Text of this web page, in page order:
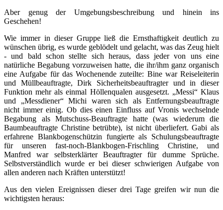
Aber genug der Umgebungsbeschreibung und hinein ins
Geschehen!
Wie immer in dieser Gruppe ließ die Ernsthaftigkeit deutlich zu
wünschen übrig, es wurde geblödelt und gelacht, was das Zeug hielt
- und bald schon stellte sich heraus, dass jeder von uns eine
natürliche Begabung vorzuweisen hatte, die ihr/ihm ganz organisch
eine Aufgabe für das Wochenende zuteilte: Bine war Reiseleiterin
und Müllbeauftragte, Dirk Sicherheitsbeauftragter und in dieser
Funktion mehr als einmal Höllenqualen ausgesetzt. „Messi“ Klaus
und „Messdiener“ Michi waren sich als Entfernungsbeauftragte
nicht immer einig. Ob dies einen Einfluss auf Vronis wechselnde
Begabung als Mutschuss-Beauftragte hatte (was wiederum die
Baumbeauftragte Christine betrübte), ist nicht überliefert. Gabi als
erfahrene Blankbogenschützin fungierte als Schulungsbeauftragte
für unseren fast-noch-Blankbogen-Frischling Christine, und
Manfred war selbsterklärter Beauftragter für dumme Sprüche.
Selbstverständlich wurde er bei dieser schwierigen Aufgabe von
allen anderen nach Kräften unterstützt!
Aus den vielen Ereignissen dieser drei Tage greifen wir nun die
wichtigsten heraus: